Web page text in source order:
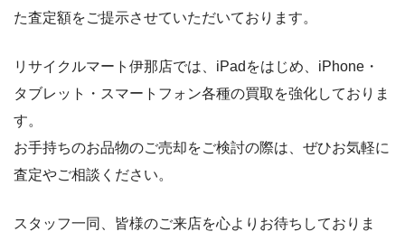
た査定額をご提示させていただいております。
リサイクルマート伊那店では、iPadをはじめ、iPhone・
タブレット・スマートフォン各種の買取を強化しておりま
す。
お手持ちのお品物のご売却をご検討の際は、ぜひお気軽に
査定やご相談ください。
スタッフ一同、皆様のご来店を心よりお待ちしておりま